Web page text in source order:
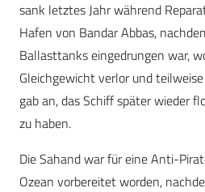
sank letztes Jahr während
Hafen von Bandar Abbas,
Ballasttanks eingedrungen war,
Gleichgewicht verlor und
gab an, das Schiff später wieder
zu haben.
Die Sahand war für eine Anti-
Ozean vorbereitet worden,